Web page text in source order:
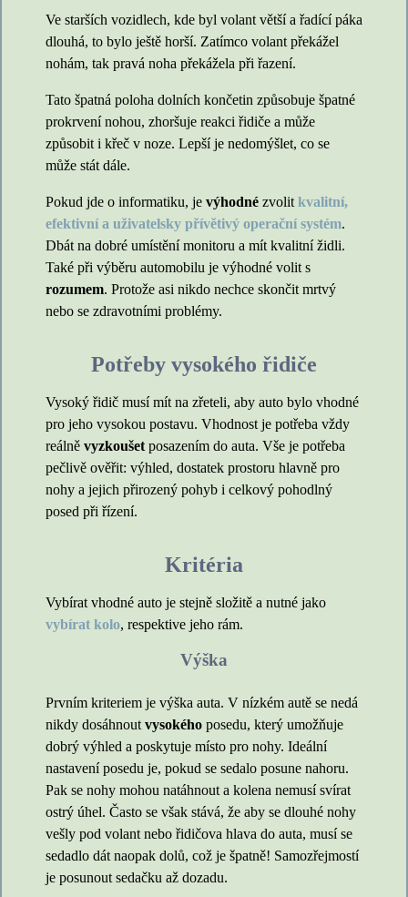
Ve starších vozidlech, kde byl volant větší a řadící páka
dlouhá, to bylo ještě horší. Zatímco volant překážel
nohám, tak pravá noha překážela při řazení.
Tato špatná poloha dolních končetin způsobuje špatné
prokrvení nohou, zhoršuje reakci řidiče a může
způsobit i křeč v noze. Lepší je nedomýšlet, co se
může stát dále.
Pokud jde o informatiku, je výhodné zvolit kvalitní,
efektivní a uživatelsky přívětivý operační systém.
Dbát na dobré umístění monitoru a mít kvalitní židli.
Také při výběru automobilu je výhodné volit s
rozumem. Protože asi nikdo nechce skončit mrtvý
nebo se zdravotními problémy.
Potřeby vysokého řidiče
Vysoký řidič musí mít na zřeteli, aby auto bylo vhodné
pro jeho vysokou postavu. Vhodnost je potřeba vždy
reálně vyzkoušet posazením do auta. Vše je potřeba
pečlivě ověřit: výhled, dostatek prostoru hlavně pro
nohy a jejich přirozený pohyb i celkový pohodlný
posed při řízení.
Kritéria
Vybírat vhodné auto je stejně složitě a nutné jako
vybírat kolo, respektive jeho rám.
Výška
Prvním kriteriem je výška auta. V nízkém autě se nedá
nikdy dosáhnout vysokého posedu, který umožňuje
dobrý výhled a poskytuje místo pro nohy. Ideální
nastavení posedu je, pokud se sedalo posune nahoru.
Pak se nohy mohou natáhnout a kolena nemusí svírat
ostrý úhel. Často se však stává, že aby se dlouhé nohy
vešly pod volant nebo řidičova hlava do auta, musí se
sedadlo dát naopak dolů, což je špatně! Samozřejmostí
je posunout sedačku až dozadu.